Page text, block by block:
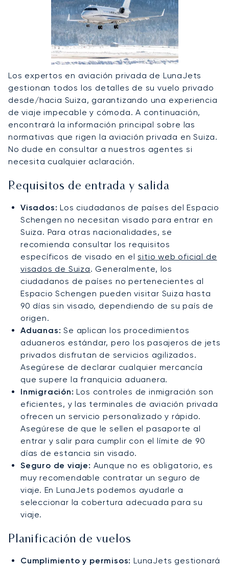
Los expertos en aviación privada de LunaJets
gestionan todos los detalles de su vuelo privado
desde/hacia Suiza, garantizando una experiencia
de viaje impecable y cómoda. A continuación,
encontrará la información principal sobre las
normativas que rigen la aviación privada en Suiza.
No dude en consultar a nuestros agentes si
necesita cualquier aclaración.
Requisitos de entrada y salida
Visados: Los ciudadanos de países del Espacio
Schengen no necesitan visado para entrar en
Suiza. Para otras nacionalidades, se
recomienda consultar los requisitos
específicos de visado en elsitio web oficial de
visados de Suiza. Generalmente, los
ciudadanos de países no pertenecientes al
Espacio Schengen pueden visitar Suiza hasta
90 días sin visado, dependiendo de su país de
origen.
Aduanas: Se aplican los procedimientos
aduaneros estándar, pero los pasajeros de jets
privados disfrutan de servicios agilizados.
Asegúrese de declarar cualquier mercancía
que supere la franquicia aduanera.
Inmigración: Los controles de inmigración son
eficientes, y las terminales de aviación privada
ofrecen un servicio personalizado y rápido.
Asegúrese de que le sellen el pasaporte al
entrar y salir para cumplir con el límite de 90
días de estancia sin visado.
Seguro de viaje: Aunque no es obligatorio, es
muy recomendable contratar un seguro de
viaje. En LunaJets podemos ayudarle a
seleccionar la cobertura adecuada para su
viaje.
Planificación de vuelos
Cumplimiento y permisos: LunaJets gestionará